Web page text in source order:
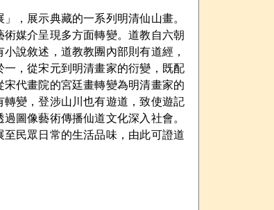
，展示典藏的一系列明清仙山畫。
媒介呈現多方面轉變。道教自六朝
說敘述，道教教團內部則有道經，
，從宋元到明清畫家的衍變，既配
代畫院的宮廷畫轉變為明清畫家的
變，登涉山川也有遊道，致使遊記
圖像藝術傳播仙道文化深入社會。
民眾日常的生活品味，由此可證道